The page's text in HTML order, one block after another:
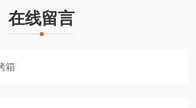
在线留言